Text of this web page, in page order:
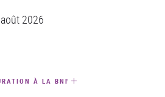
2026
À LA BNF